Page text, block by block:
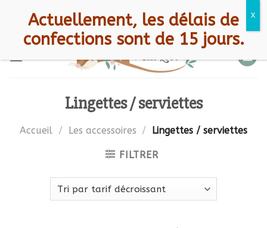
content
Contact
FAQ
Lingettes / serviettes
Accueil / Les accessoires / Lingettes / serviettes
FILTRER
Actuellement, les délais de
confections sont de 15 jours.